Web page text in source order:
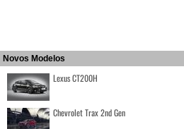
Novos Modelos
Lexus CT200H
Chevrolet Trax 2nd Gen